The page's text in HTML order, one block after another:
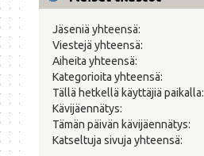
Jäseniä yhteensä:
Viestejä yhteensä:
Aiheita yhteensä:
Kategorioita yhteensä:
Tällä hetkellä käyttäjiä paikalla:
Kävijäennätys:
Tämän päivän kävijäennätys:
Katseltuja sivuja yhteensä: